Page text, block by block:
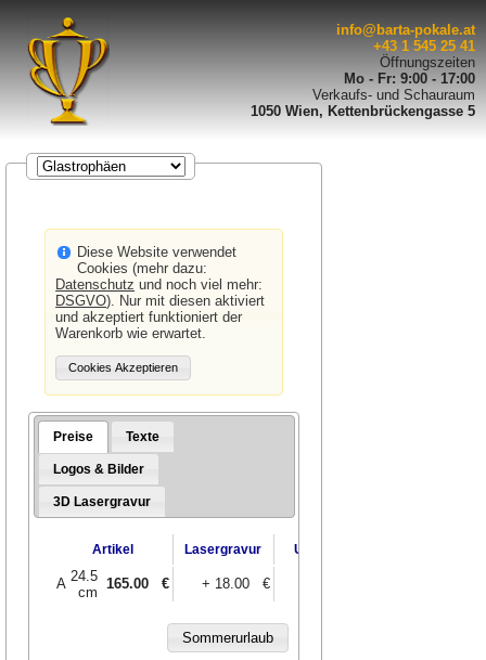
info@barta-pokale.at
+43 1 545 25 41
Öffnungszeiten
Mo - Fr: 9:00 - 17:00
Verkaufs- und Schauraum
1050 Wien, Kettenbrückengasse 5
Diese Website verwendet
Cookies (mehr dazu:
Datenschutz und noch viel mehr:
DSGVO). Nur mit diesen aktiviert
und akzeptiert funktioniert der
Warenkorb wie erwartet.
Preise Texte
Logos & Bilder
3D Lasergravur
Artikel Lasergravur UV-Druck
A 24.5
cm
165.00 € + 18.00 €